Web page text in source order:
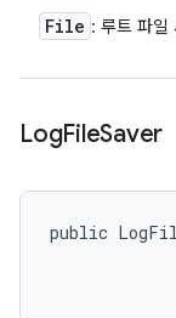
File : 루트 파일
LogFileSaver
public